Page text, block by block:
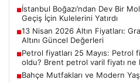
■İstanbul Boğazı’ndan Dev Bir
Geçiş İçin Kulelerini Yatırdı
■13 Nisan 2026 Altın Fiyatları:
Altını Güncel Değerleri
■Petrol fiyatları 25 Mayıs: Petrol
oldu? Brent petrol varil fiyatı ne
■Bahçe Mutfakları ve Modern